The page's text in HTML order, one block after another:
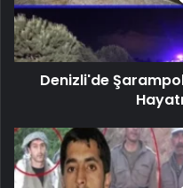
Denizli'de